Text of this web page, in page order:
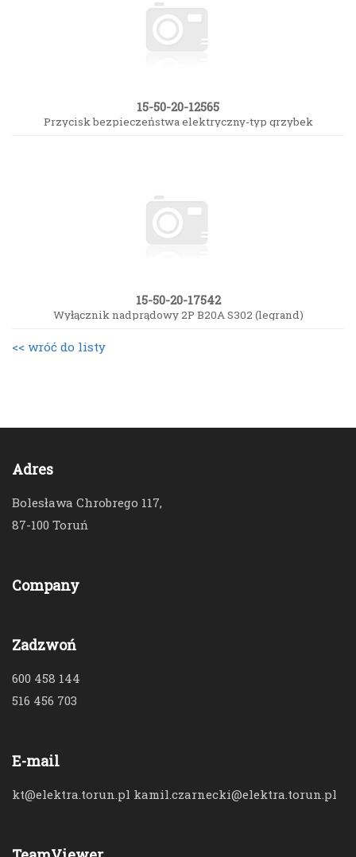
15-50-20-12565
Przycisk bezpieczeństwa elektryczny-typ grzybek
15-50-20-17542
Wyłącznik nadprądowy 2P B20A S302 (legrand)
<< wróć do listy
Adres
Bolesława Chrobrego 117,
87-100 Toruń
Company
Zadzwoń
600 458 144
516 456 703
E-mail
kt@elektra.torun.pl kamil.czarnecki@elektra.torun.pl